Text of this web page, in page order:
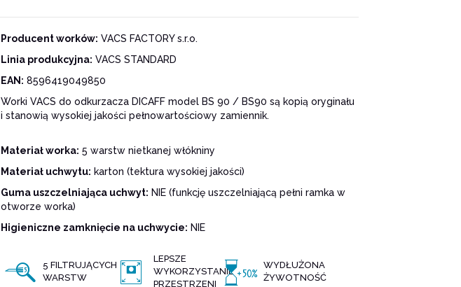
Producent worków: VACS FACTORY s.r.o.
Linia produkcyjna: VACS STANDARD
EAN: 8596419049850
Worki VACS do odkurzacza DICAFF model BS 90 / BS90 są kopią oryginału
i stanowią wysokiej jakości pełnowartościowy zamiennik.
Materiał worka: 5 warstw nietkanej włókniny
Materiał uchwytu: karton (tektura wysokiej jakości)
Guma uszczelniająca uchwyt: NIE (funkcję uszczelniającą pełni ramka w
otworze worka)
Higieniczne zamknięcie na uchwycie: NIE
5 FILTRUJĄCYCH
WARSTW
LEPSZE
WYKORZYSTANIE
PRZESTRZENI
WYDŁUŻONA
ŻYWOTNOŚĆ